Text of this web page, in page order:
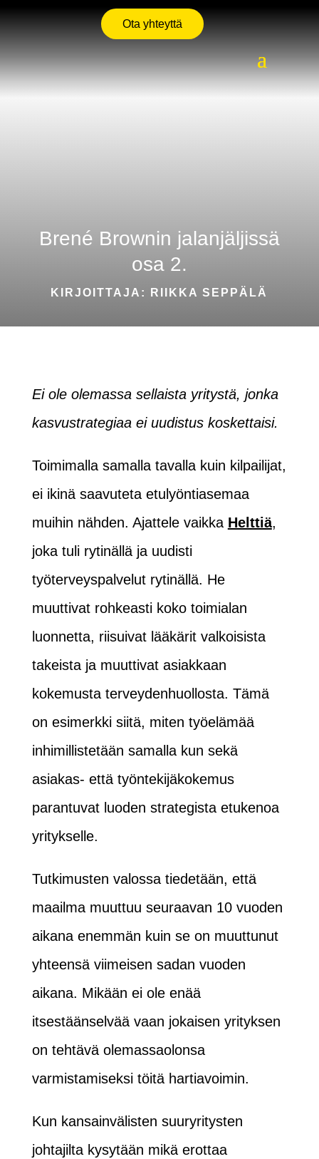
Ota yhteyttä
Brené Brownin jalanjäljissä
osa 2.
KIRJOITTAJA: RIIKKA SEPPÄLÄ
Ei ole olemassa sellaista yritystä, jonka
kasvustrategiaa ei uudistus koskettaisi.
Toimimalla samalla tavalla kuin kilpailijat,
ei ikinä saavuteta etulyöntiasemaa
muihin nähden. Ajattele vaikka Helttiä,
joka tuli rytinällä ja uudisti
työterveyspalvelut rytinällä. He
muuttivat rohkeasti koko toimialan
luonnetta, riisuivat lääkärit valkoisista
takeista ja muuttivat asiakkaan
kokemusta terveydenhuollosta. Tämä
on esimerkki siitä, miten työelämää
inhimillistetään samalla kun sekä
asiakas- että työntekijäkokemus
parantuvat luoden strategista etukenoa
yritykselle.
Tutkimusten valossa tiedetään, että
maailma muuttuu seuraavan 10 vuoden
aikana enemmän kuin se on muuttunut
yhteensä viimeisen sadan vuoden
aikana. Mikään ei ole enää
itsestäänselvää vaan jokaisen yrityksen
on tehtävä olemassaolonsa
varmistamiseksi töitä hartiavoimin.
Kun kansainvälisten suuryritysten
johtajilta kysytään mikä erottaa